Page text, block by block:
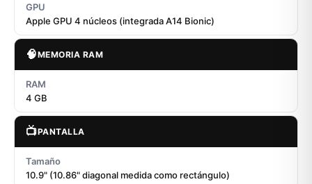
GPU
Apple GPU 4 núcleos (integrada A14 Bionic)
🧠MEMORIA RAM
RAM
4 GB
📺PANTALLA
Tamaño
10.9" (10.86" diagonal medida como rectángulo)